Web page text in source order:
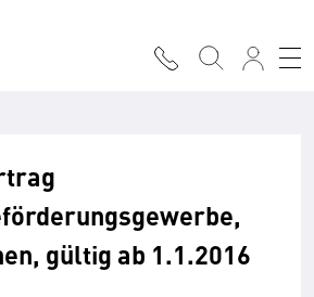
gültig ab 1.1.2016